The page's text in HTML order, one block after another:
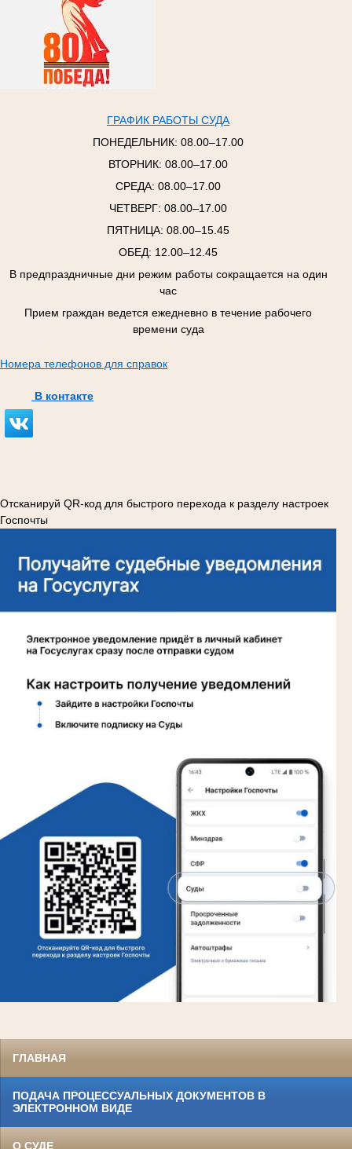
ГРАФИК РАБОТЫ СУДА
ПОНЕДЕЛЬНИК: 08.00–17.00
ВТОРНИК: 08.00–17.00
СРЕДА: 08.00–17.00
ЧЕТВЕРГ: 08.00–17.00
ПЯТНИЦА: 08.00–15.45
ОБЕД: 12.00–12.45
В предпраздничные дни режим работы сокращается на один
час
Прием граждан ведется ежедневно в течение рабочего
времени суда
Номера телефонов для справок
В контакте
Отсканируй QR-код для быстрого перехода к разделу настроек
Госпочты
ГЛАВНАЯ
ПОДАЧА ПРОЦЕССУАЛЬНЫХ ДОКУМЕНТОВ В
ЭЛЕКТРОННОМ ВИДЕ
О СУДЕ